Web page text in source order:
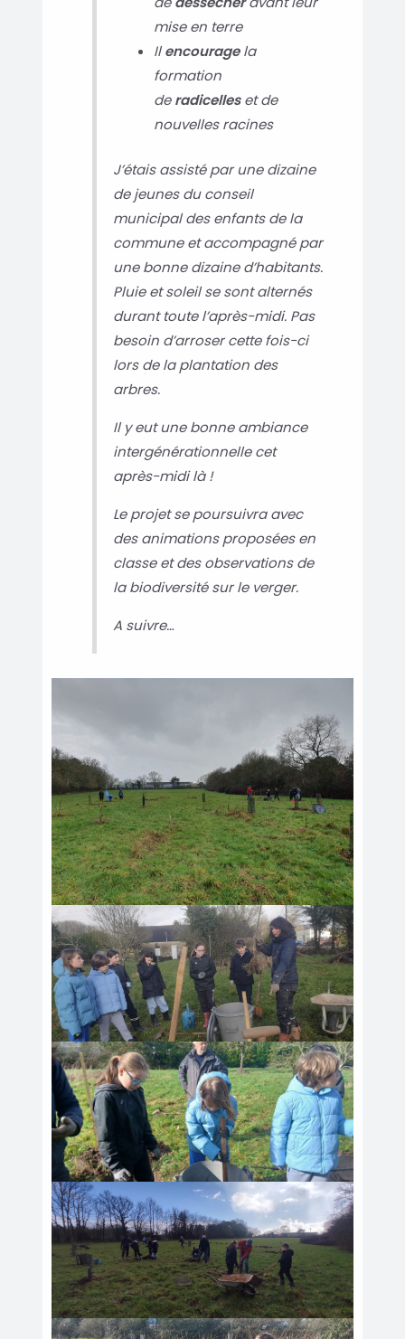
mise en terre
Ilencouragela
formation
deradicelleset de
nouvelles racines
J’étais assisté par une dizaine
de jeunes du conseil
municipal des enfants de la
commune et accompagné par
une bonne dizaine d’habitants.
Pluie et soleil se sont alternés
durant toute l’après-midi. Pas
besoin d’arroser cette fois-ci
lors de la plantation des
arbres.
Il y eut une bonne ambiance
intergénérationnelle cet
après-midi là !
Le projet se poursuivra avec
des animations proposées en
classe et des observations de
la biodiversité sur le verger.
A suivre…